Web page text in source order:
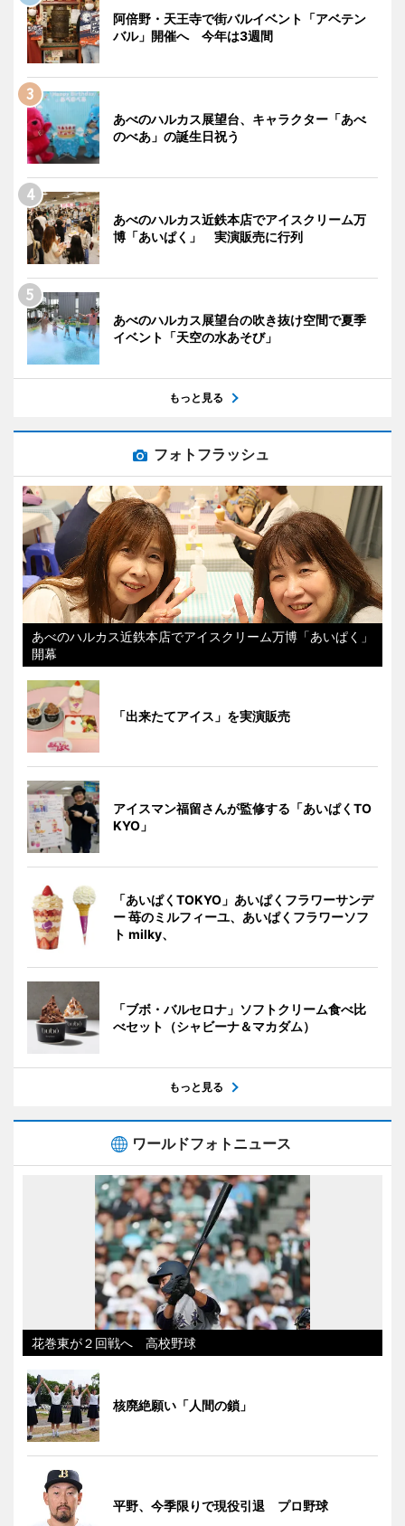
阿倍野・天王寺で街バルイベント「アベテン
バル」開催へ 今年は3週間
あべのハルカス展望台、キャラクター「あべ
のべあ」の誕生日祝う
あべのハルカス近鉄本店でアイスクリーム万
博「あいぱく」 実演販売に行列
あべのハルカス展望台の吹き抜け空間で夏季
イベント「天空の水あそび」
もっと見る
フォトフラッシュ
あべのハルカス近鉄本店でアイスクリーム万博「あいぱく」
開幕
「出来たてアイス」を実演販売
アイスマン福留さんが監修する「あいぱくTO
KYO」
「あいぱくTOKYO」あいぱくフラワーサンデ
ー 苺のミルフィーユ、あいぱくフラワーソフ
ト milky、
「ブボ・バルセロナ」ソフトクリーム食べ比
べセット（シャビーナ＆マカダム）
もっと見る
ワールドフォトニュース
花巻東が２回戦へ 高校野球
核廃絶願い「人間の鎖」
平野、今季限りで現役引退 プロ野球